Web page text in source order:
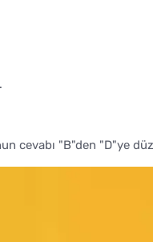
cevabı "B"den "D"ye